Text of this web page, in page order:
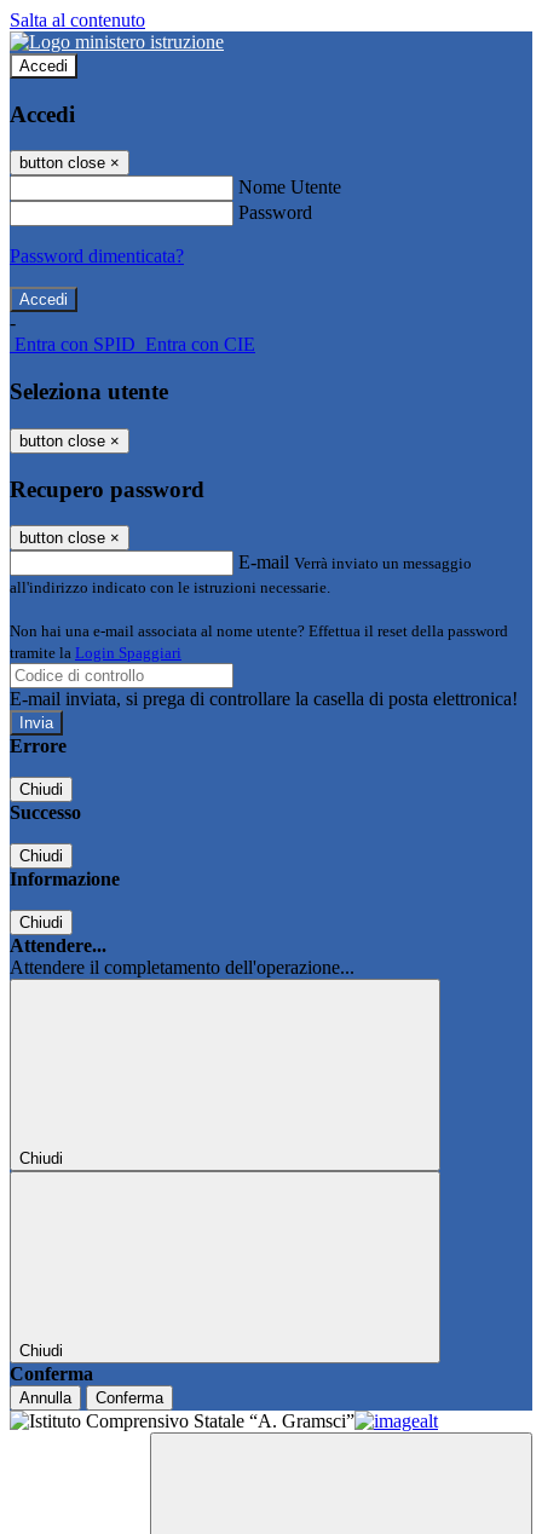
Salta al contenuto
Accedi
Accedi
button close ×
Nome Utente
Password
Password dimenticata?
-
Entra con SPID Entra con CIE
Seleziona utente
button close ×
Recupero password
button close ×
E-mail Verrà inviato un messaggio
all'indirizzo indicato con le istruzioni necessarie.
Non hai una e-mail associata al nome utente? Effettua il reset della password
tramite la Login Spaggiari
E-mail inviata, si prega di controllare la casella di posta elettronica!
Errore
Chiudi
Successo
Chiudi
Informazione
Chiudi
Attendere...
Attendere il completamento dell'operazione...
Chiudi
Chiudi
Conferma
Annulla Conferma